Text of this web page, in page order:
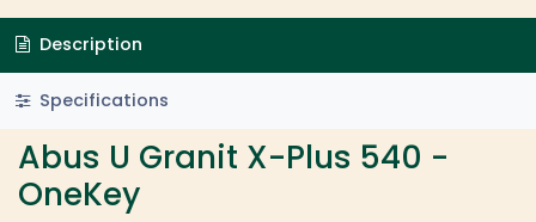
Description
Specifications
Abus U Granit X-Plus 540 -
OneKey